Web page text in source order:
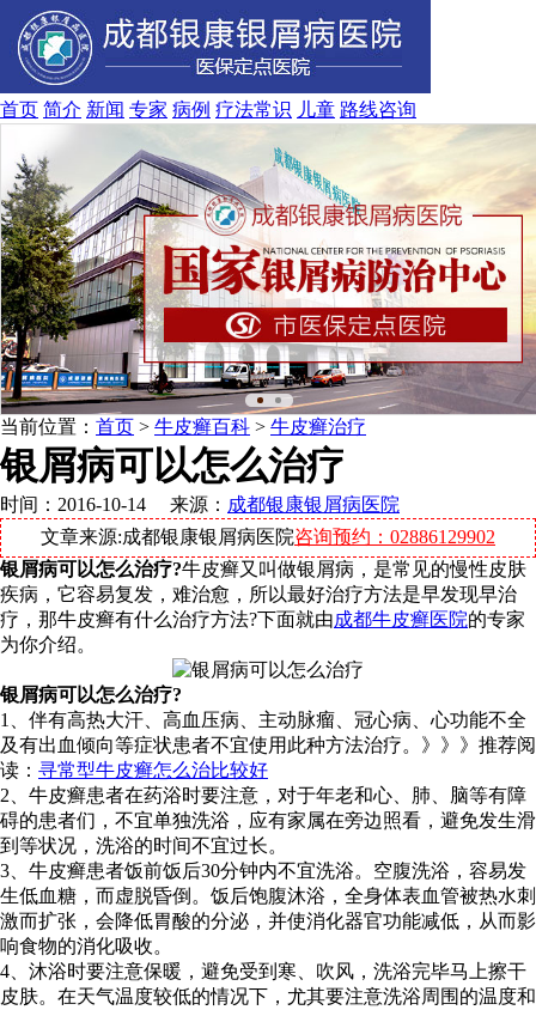
首页 简介 新闻 专家 病例 疗法常识 儿童 路线咨询
当前位置： 首页 > 牛皮癣百科 > 牛皮癣治疗
银屑病可以怎么治疗
时间：2016-10-14 来源： 成都银康银屑病医院
文章来源:成都银康银屑病医院咨询预约：02886129902
银屑病可以怎么治疗?牛皮癣又叫做银屑病，是常见的慢性皮肤
疾病，它容易复发，难治愈，所以最好治疗方法是早发现早治
疗，那牛皮癣有什么治疗方法?下面就由成都牛皮癣医院的专家
为你介绍。
银屑病可以怎么治疗?
1、伴有高热大汗、高血压病、主动脉瘤、冠心病、心功能不全
及有出血倾向等症状患者不宜使用此种方法治疗。》》》推荐阅
读： 寻常型牛皮癣怎么治比较好
2、牛皮癣患者在药浴时要注意，对于年老和心、肺、脑等有障
碍的患者们，不宜单独洗浴，应有家属在旁边照看，避免发生滑
到等状况，洗浴的时间不宜过长。
3、牛皮癣患者饭前饭后30分钟内不宜洗浴。空腹洗浴，容易发
生低血糖，而虚脱昏倒。饭后饱腹沐浴，全身体表血管被热水刺
激而扩张，会降低胃酸的分泌，并使消化器官功能减低，从而影
响食物的消化吸收。
4、沐浴时要注意保暖，避免受到寒、吹风，洗浴完毕马上擦干
皮肤。在天气温度较低的情况下，尤其要注意洗浴周围的温度和